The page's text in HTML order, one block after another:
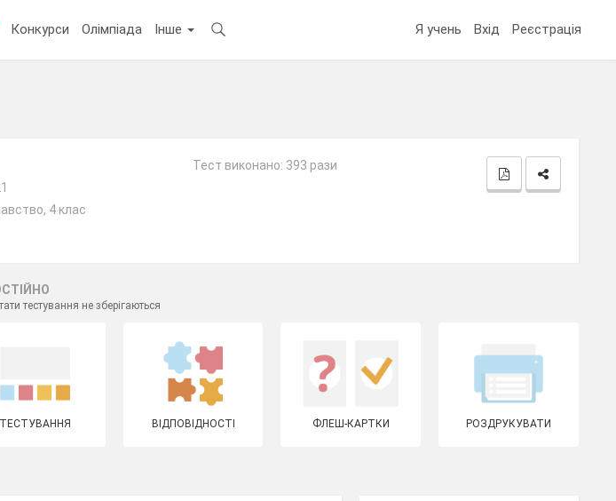
Конкурси Олімпіада Інше Я учень Вхід Реєстрація
4 клас
Тест виконано: 393 рази
тестування не зберігаються
ТЕСТУВАННЯ ВІДПОВІДНОСТІ ФЛЕШ-КАРТКИ РОЗДРУКУВАТИ